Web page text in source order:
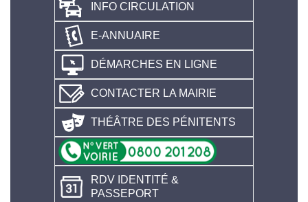
INFO CIRCULATION
E-ANNUAIRE
DÉMARCHES EN LIGNE
CONTACTER LA MAIRIE
THÉÂTRE DES PÉNITENTS
RDV IDENTITÉ &
PASSEPORT